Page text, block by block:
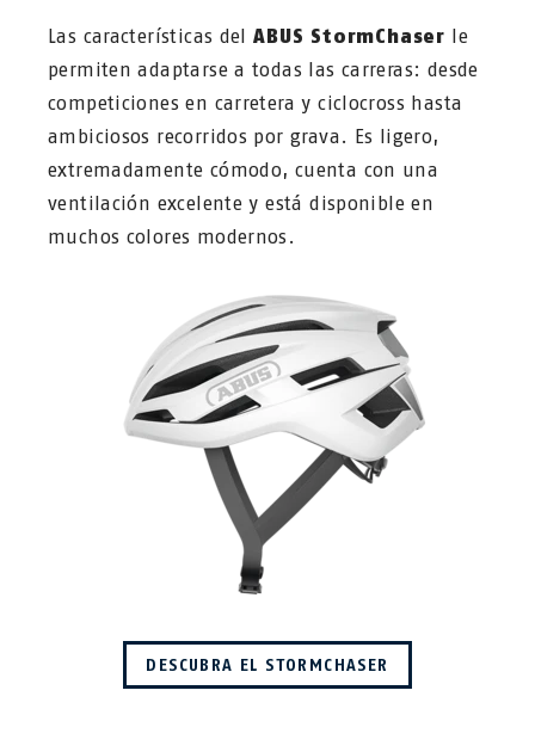
Las características delABUS StormChaser le
permiten adaptarse a todas las carreras: desde
competiciones en carretera y ciclocross hasta
ambiciosos recorridos por grava. Es ligero,
extremadamente cómodo, cuenta con una
ventilación excelente y está disponible en
muchos colores modernos.
DESCUBRA EL STORMCHASER